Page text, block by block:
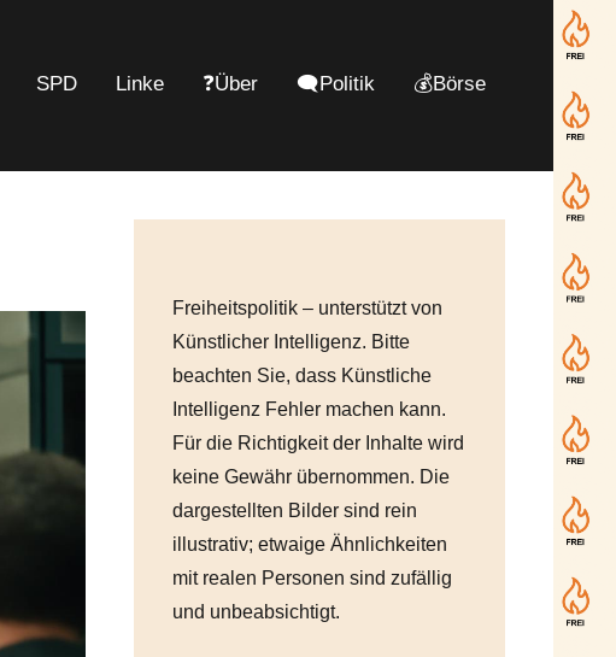
SPD Linke ❓Über 🗨️Politik 💰Börse
Freiheitspolitik – unterstützt von
Künstlicher Intelligenz. Bitte
beachten Sie, dass Künstliche
Intelligenz Fehler machen kann.
Für die Richtigkeit der Inhalte wird
keine Gewähr übernommen. Die
dargestellten Bilder sind rein
illustrativ; etwaige Ähnlichkeiten
mit realen Personen sind zufällig
und unbeabsichtigt.